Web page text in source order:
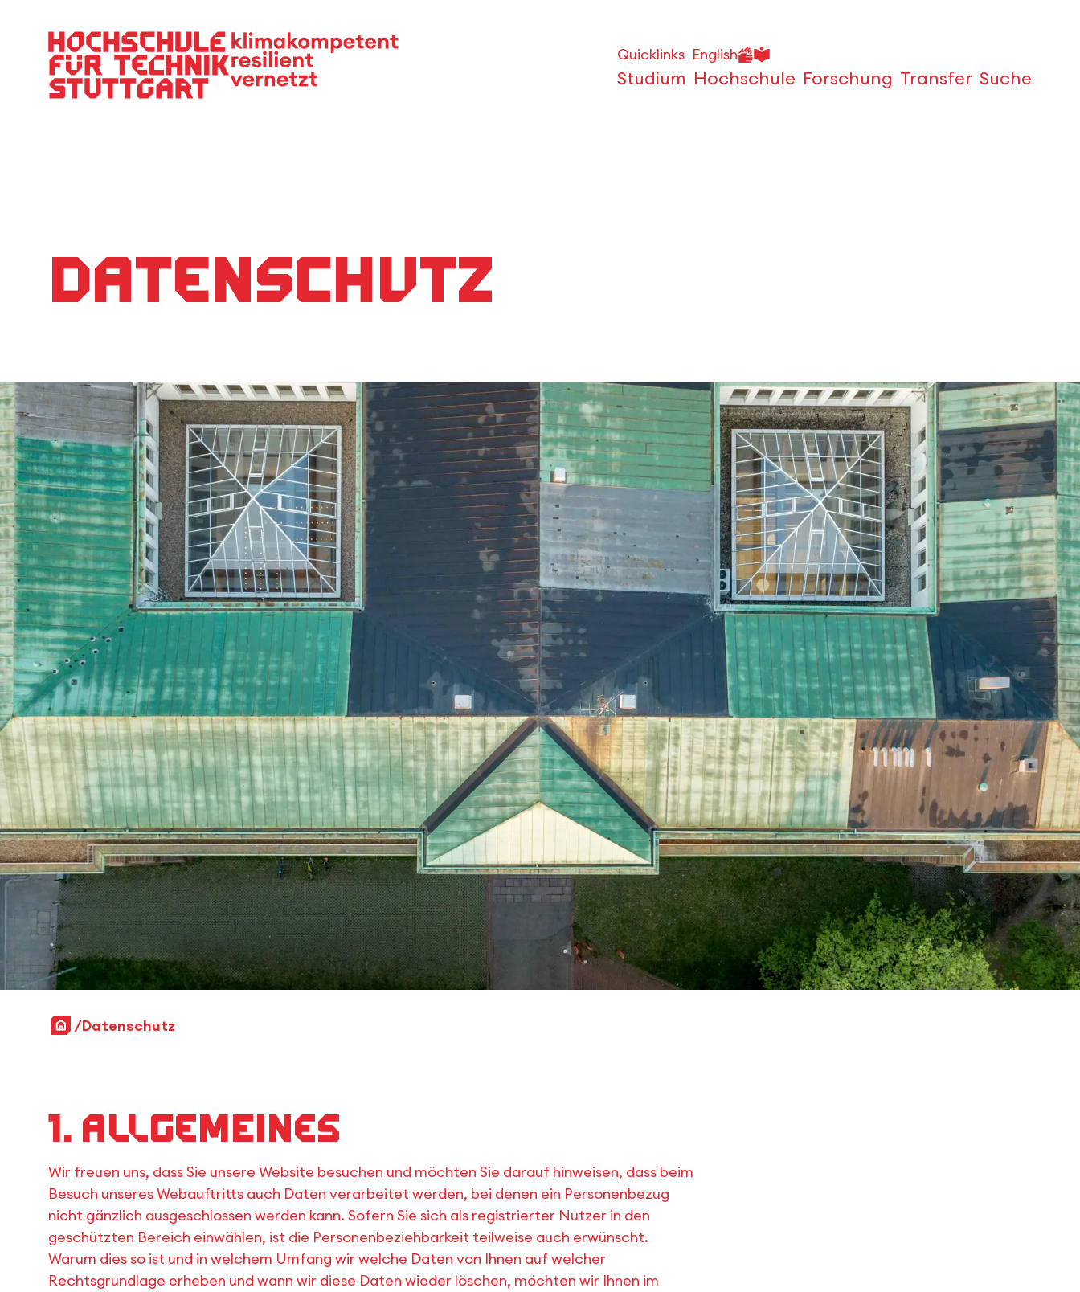
Hauptnavigation
Quicklinks English
Studium Hochschule Forschung Transfer Suche
Datenschutz
Startseite
Datenschutz
1. Allgemeines
Wir freuen uns, dass Sie unsere Website besuchen und möchten Sie darauf hinweisen, dass beim
Besuch unseres Webauftritts auch Daten verarbeitet werden, bei denen ein Personenbezug
nicht gänzlich ausgeschlossen werden kann. Sofern Sie sich als registrierter Nutzer in den
geschützten Bereich einwählen, ist die Personenbeziehbarkeit teilweise auch erwünscht.
Warum dies so ist und in welchem Umfang wir welche Daten von Ihnen auf welcher
Rechtsgrundlage erheben und wann wir diese Daten wieder löschen, möchten wir Ihnen im